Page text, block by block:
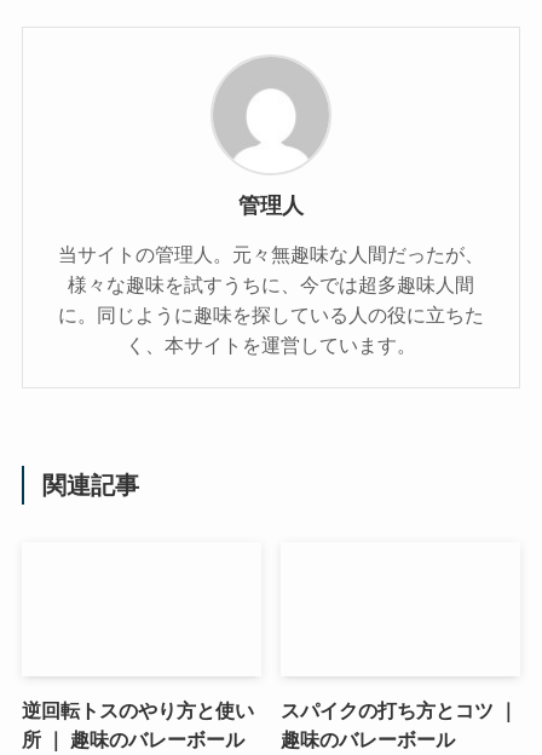
管理人
当サイトの管理人。元々無趣味な人間だったが、
様々な趣味を試すうちに、今では超多趣味人間
に。同じように趣味を探している人の役に立ちた
く、本サイトを運営しています。
関連記事
逆回転トスのやり方と使い
所 ｜ 趣味のバレーボール
スパイクの打ち方とコツ ｜
趣味のバレーボール